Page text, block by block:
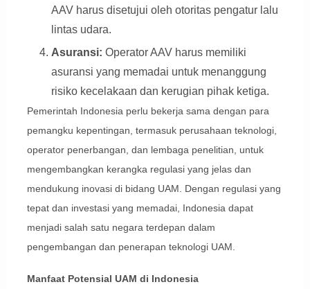
AAV harus disetujui oleh otoritas pengatur lalu
lintas udara.
Asuransi: Operator AAV harus memiliki
asuransi yang memadai untuk menanggung
risiko kecelakaan dan kerugian pihak ketiga.
Pemerintah Indonesia perlu bekerja sama dengan para
pemangku kepentingan, termasuk perusahaan teknologi,
operator penerbangan, dan lembaga penelitian, untuk
mengembangkan kerangka regulasi yang jelas dan
mendukung inovasi di bidang UAM. Dengan regulasi yang
tepat dan investasi yang memadai, Indonesia dapat
menjadi salah satu negara terdepan dalam
pengembangan dan penerapan teknologi UAM.
Manfaat Potensial UAM di Indonesia